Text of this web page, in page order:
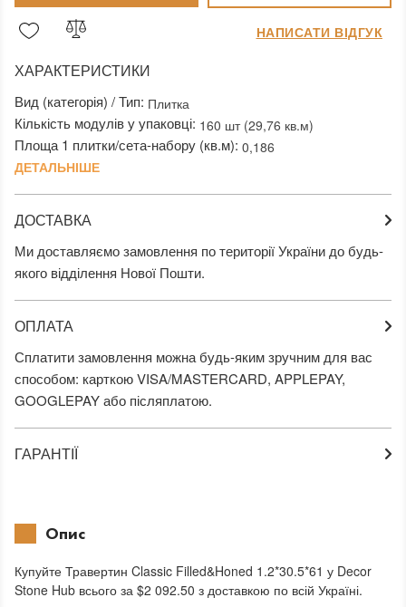
ХАРАКТЕРИСТИКИ
Вид (категорія) / Тип: Плитка
Кількість модулів у упаковці: 160 шт (29,76 кв.м)
Площа 1 плитки/сета-набору (кв.м): 0,186
ДЕТАЛЬНІШЕ
ДОСТАВКА
Ми доставляємо замовлення по території України до будь-
якого відділення Нової Пошти.
ОПЛАТА
Сплатити замовлення можна будь-яким зручним для вас
способом: карткою VISA/MASTERCARD, APPLEPAY,
GOOGLEPAY або післяплатою.
ГАРАНТІЇ
НАПИСАТИ ВІДГУК
Опис
Купуйте Травертин Classic Filled&Honed 1.2*30.5*61 у Decor
Stone Hub всього за $2 092.50 з доставкою по всій Україні.